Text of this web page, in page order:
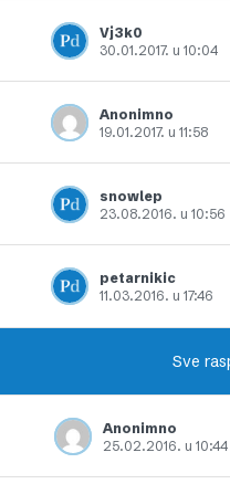
Dodajte u favorite
Vj3k0
30.01.2017. u 10:04
Dodajte u favorite
Anonimno
19.01.2017. u 11:58
Dodajte u favorite
snowlep
23.08.2016. u 10:56
Dodajte u favorite
petarnikic
11.03.2016. u 17:46
Dodajte u favorite
Sve
Anonimno
25.02.2016. u 10:44